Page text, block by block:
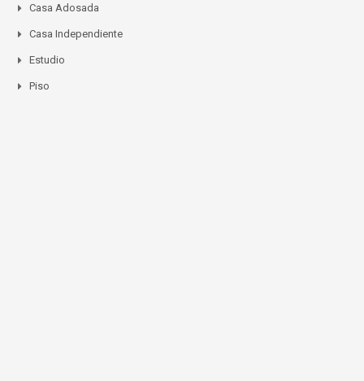
Casa Adosada
Casa Independiente
Estudio
Piso